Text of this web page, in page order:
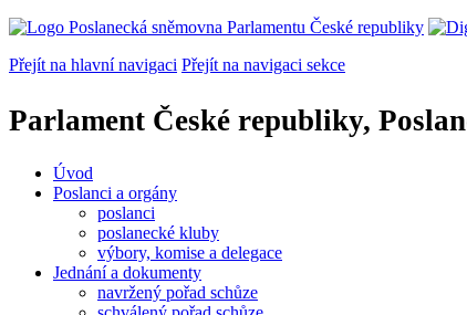
Přejít na hlavní navigaci Přejít na navigaci sekce
Parlament České republiky,
Úvod
Poslanci a orgány
poslanci
poslanecké kluby
výbory, komise a delegace
Jednání a dokumenty
navržený pořad schůze